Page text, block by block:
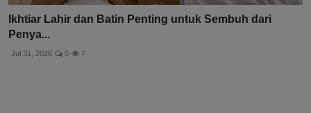
Ikhtiar Lahir dan Batin Penting untuk Sembuh dari
Penya...
Jul 31, 2026 0 7